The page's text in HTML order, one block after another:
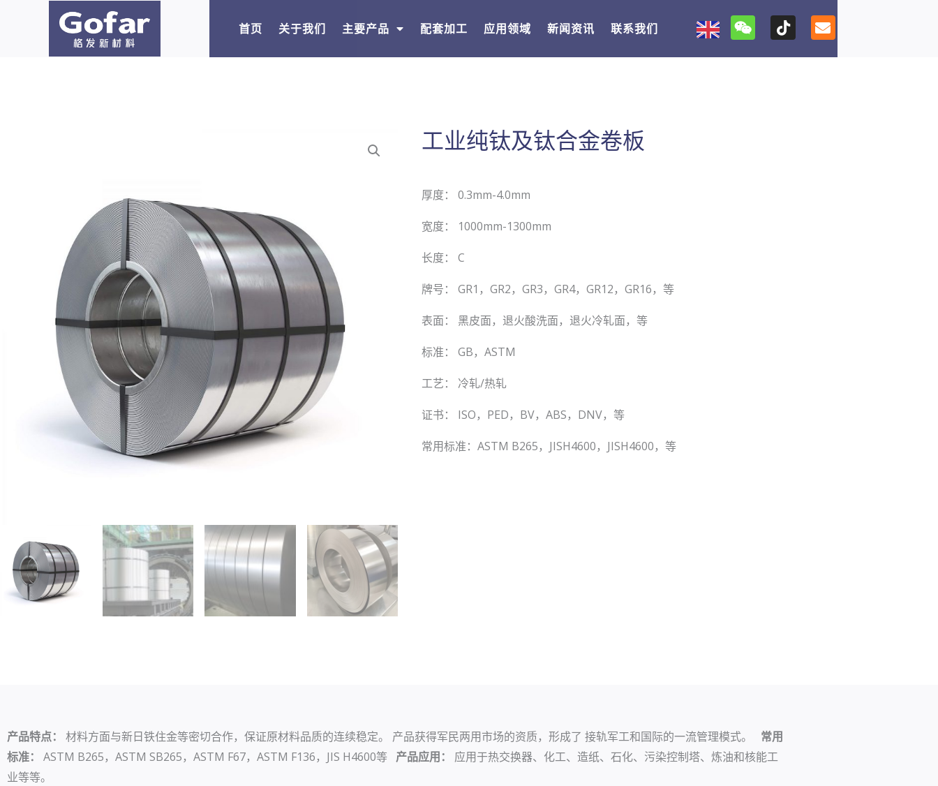
首页 关于我们 主要产品 配套加工 应用领域 新闻资讯 联系我们 W
e
i
T
i
k
E
n
v
工业纯钛及钛合金卷板
厚度： 0.3mm-4.0mm
宽度： 1000mm-1300mm
长度： C
牌号： GR1，GR2，GR3，GR4，GR12，GR16，等
表面： 黑皮面，退火酸洗面，退火冷轧面，等
标准： GB，ASTM
工艺： 冷轧/热轧
证书： ISO，PED，BV，ABS，DNV，等
常用标准：ASTM B265，JISH4600，JISH4600，等
产品特点： 材料方面与新日铁住金等密切合作，保证原材料品质的连续稳定。 产品获得军民两用市场的资质，形成了 接轨军工和国际的一流管理模式。 常用
标准：
ASTM B265，ASTM SB265，ASTM F67，ASTM F136，JIS H4600等 产品应用：
应用于热交换器、化工、造纸、石化、污染控制塔、炼油和核能工
业等等。